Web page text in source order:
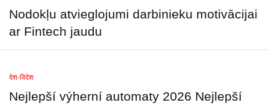
Nodokļu atvieglojumi darbinieku motivācijai
ar Fintech jaudu
देश-विदेश
Nejlepší výherní automaty 2026 Nejlepší